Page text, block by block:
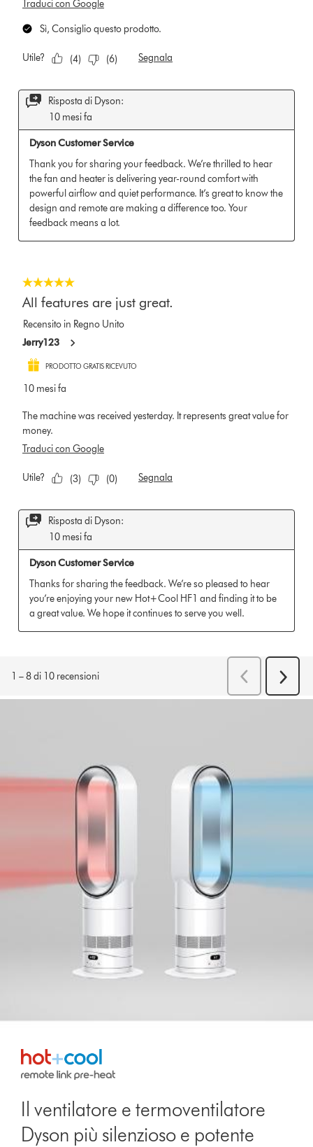
Il ventilatore e termoventilatore
Dyson più silenzioso e potente